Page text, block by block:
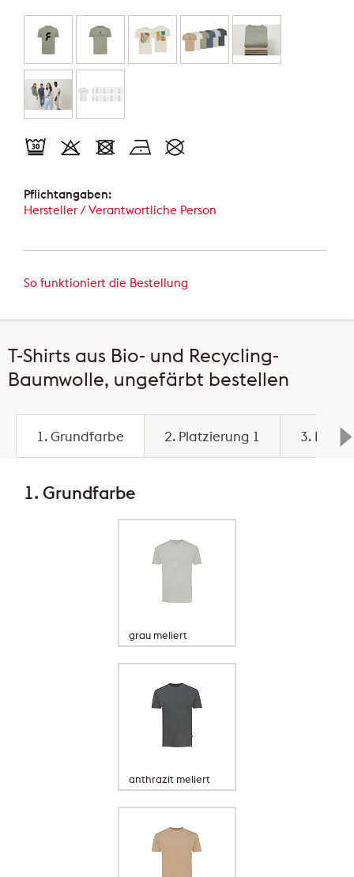
Pflichtangaben:
Hersteller / Verantwortliche Person
So funktioniert die Bestellung
T-Shirts aus Bio- und Recycling-
Baumwolle, ungefärbt bestellen
1. Grundfarbe 2. Platzierung 1 3.
1. Grundfarbe
grau meliert
anthrazit meliert